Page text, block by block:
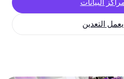
البيانات
التعدين